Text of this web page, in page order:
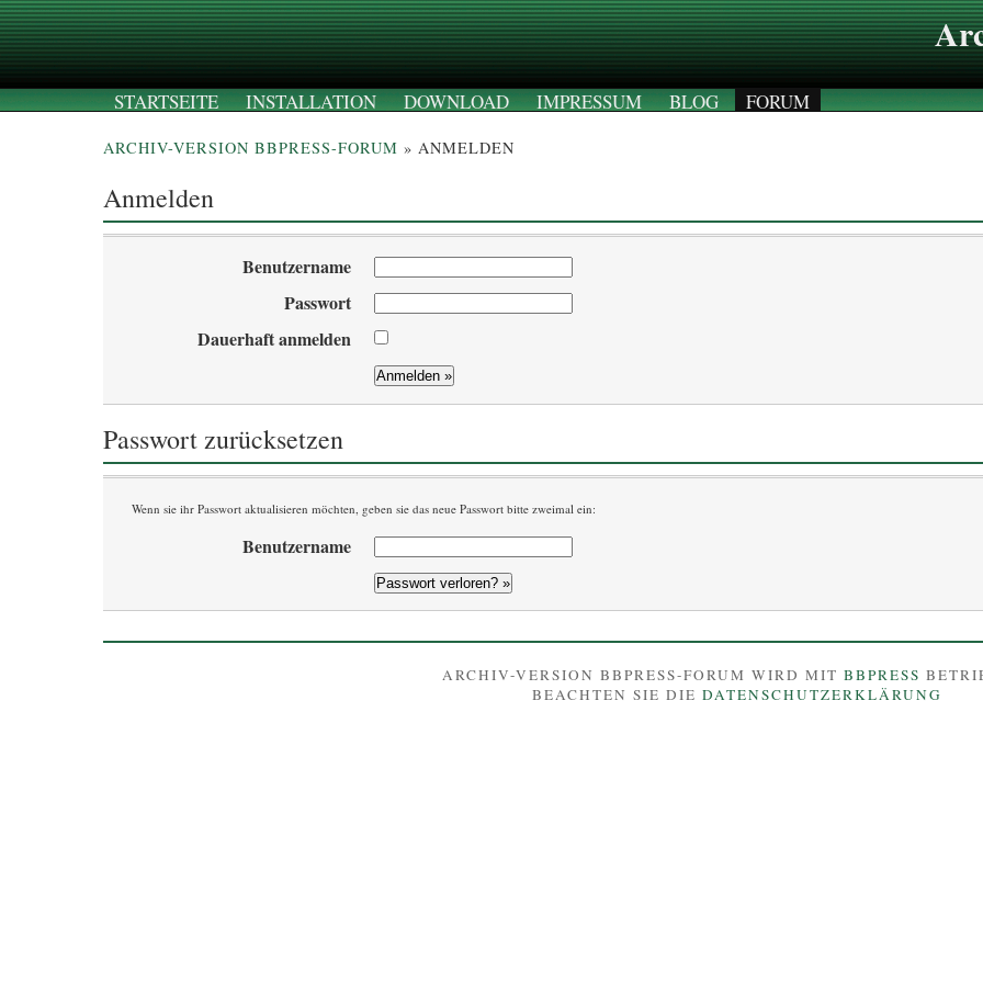
STARTSEITE INSTALLATION DOWNLOAD IMPRESSUM BLOG FORUM
ARCHIV-VERSION BBPRESS-FORUM » ANMELDEN
Anmelden
Benutzername
Passwort
Dauerhaft anmelden
Passwort zurücksetzen
Wenn sie ihr Passwort aktualisieren möchten, geben sie das neue Passwort bitte zweimal ein:
Benutzername
ARCHIV-VERSION BBPRESS-FORUM WIRD MITBBPRESS
BEACHTEN SIE DIE DATENSCHUTZERKLÄRUNG